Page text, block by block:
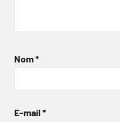
Nom*
E-mail *